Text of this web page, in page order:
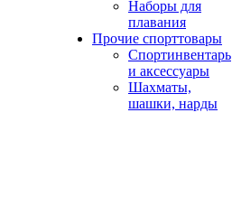
Наборы для
плавания
Прочие спорттовары
Спортинвентарь
и аксессуары
Шахматы,
шашки, нарды